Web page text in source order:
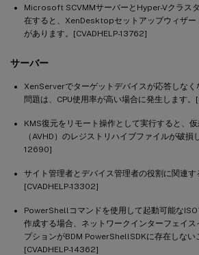
Microsoft SCVMMサーバーとHyper-Vクラス
在すると、XenDesktopセットアップウィザー
があります。[CVADHELP-13762]
サーバー
XenServerでターゲットデバイスが応答しな
問題は、CPU使用率が高い場合に発生します。
KMS復元をリモート操作として実行すると、
（AVHD）のレジストリハイブファイルが破損
12690]
サイト管理者とデバイス管理者の役割に関連す
[CVADHELP-13302]
PowerShellコマンドを使用して起動可能な
作成する場合、ネットワークインターフェイ
プションがBDM PowerShellSDKに存在しない
[CVADHELP-14362]